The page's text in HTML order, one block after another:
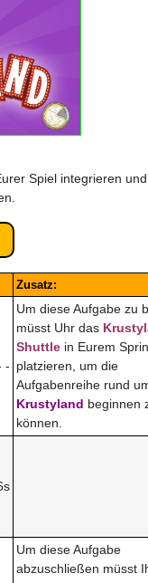
Spiel integrieren und
Zusatz:
-
Um diese Aufgabe zu
müsst Uhr das
Shuttle in Eurem
platzieren, um die
Aufgabenreihe rund
Krustyland beginnen
können.
Um diese Aufgabe
abzuschließen müsst